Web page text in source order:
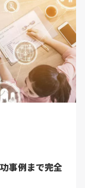
事例まで完全